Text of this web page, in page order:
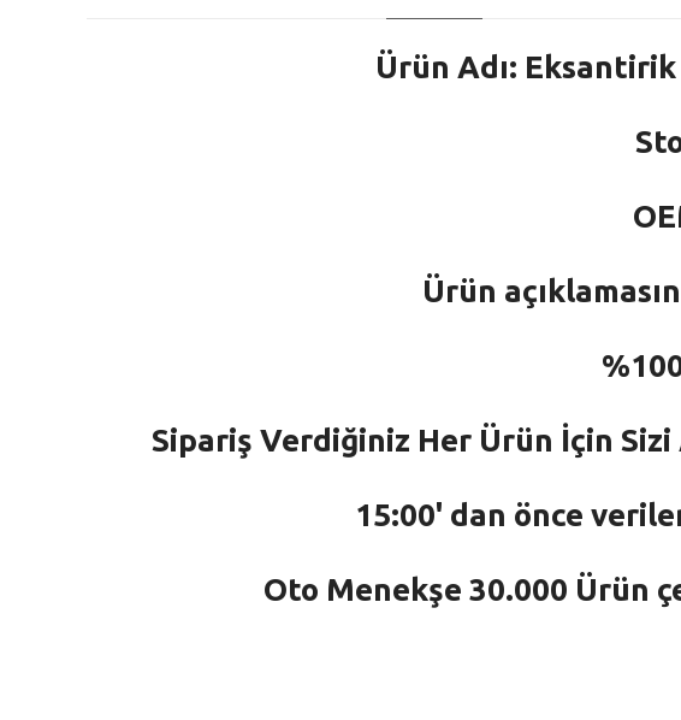
Ürün Adı:
Ürün
Sipariş Verdiğiniz Her Ürün İçin
15:00' dan önce
Oto Menekşe 30.000 Ürün